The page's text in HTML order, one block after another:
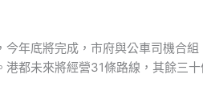
年底將完成，市府與公車司機合
都未來將經營31條路線，其餘三